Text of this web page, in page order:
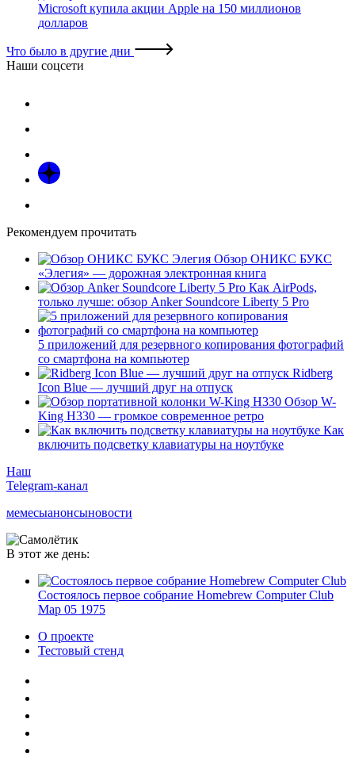
Microsoft купила акции Apple на 150 миллионов
долларов
Что было в другие дни
Наши соцсети
Рекомендуем прочитать
Обзор ОНИКС БУКС
«Элегия» — дорожная электронная книга
Как AirPods,
только лучше: обзор Anker Soundcore Liberty 5 Pro
5 приложений для резервного копирования фотографий
со смартфона на компьютер
Ridberg
Icon Blue — лучший друг на отпуск
Обзор W-
King H330 — громкое современное ретро
Как
включить подсветку клавиатуры на ноутбуке
Наш
Telegram-канал
мемесыанонсыновости
В этот же день:
Состоялось первое собрание Homebrew Computer Club
Мар 05 1975
О проекте
Тестовый стенд